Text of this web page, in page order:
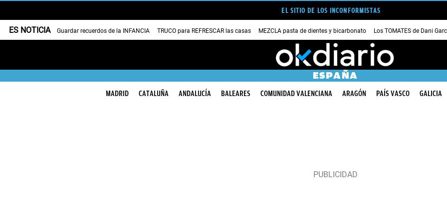
EL SITIO DE LOS INCONFORMISTAS
ES NOTICIA Guardar recuerdos de la INFANCIA TRUCO para REFRESCAR las casas MEZCLA pasta de dientes y bicarbonato Los TOMATES de Dani
ESPAÑA
MADRID CATALUÑA ANDALUCÍA BALEARES COMUNIDAD VALENCIANA ARAGÓN PAÍS VASCO GALICIA